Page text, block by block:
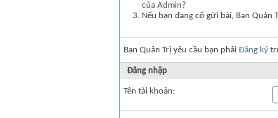
của Admin?
Nếu bạn đang cố gửi bài, Ban
Ban Quản Trị yêu cầu bạn phải Đăng ký
Đăng nhập
Tên tài khoản: